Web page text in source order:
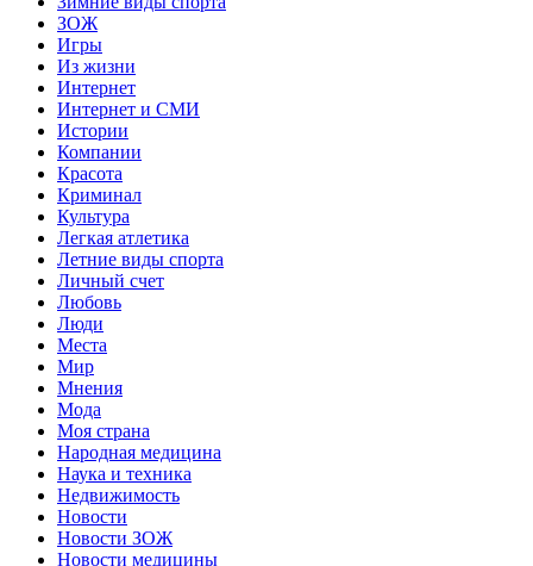
ЗОЖ
Игры
Из жизни
Интернет
Интернет и СМИ
Истории
Компании
Красота
Криминал
Культура
Легкая атлетика
Летние виды спорта
Личный счет
Любовь
Люди
Места
Мир
Мнения
Мода
Моя страна
Народная медицина
Наука и техника
Недвижимость
Новости
Новости ЗОЖ
Новости медицины